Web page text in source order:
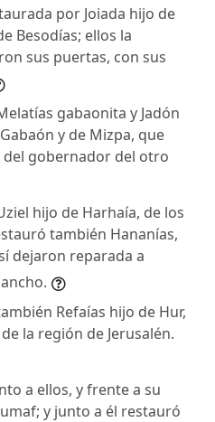
por Joiada hijo de
Besodías; ellos la
sus puertas, con sus
gabaonita y Jadón
y de Mizpa, que
gobernador del otro
hijo de Harhaía, de los
también Hananías,
dejaron reparada a
Refaías hijo de Hur,
la región de Jerusalén.
a ellos, y frente a su
y junto a él restauró